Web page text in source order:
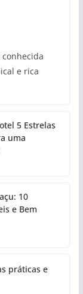
e rica
5 Estrelas
uma
10
e Bem
práticas e